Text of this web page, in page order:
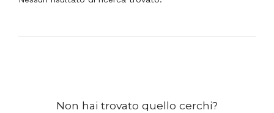
Non hai trovato quello cerchi?